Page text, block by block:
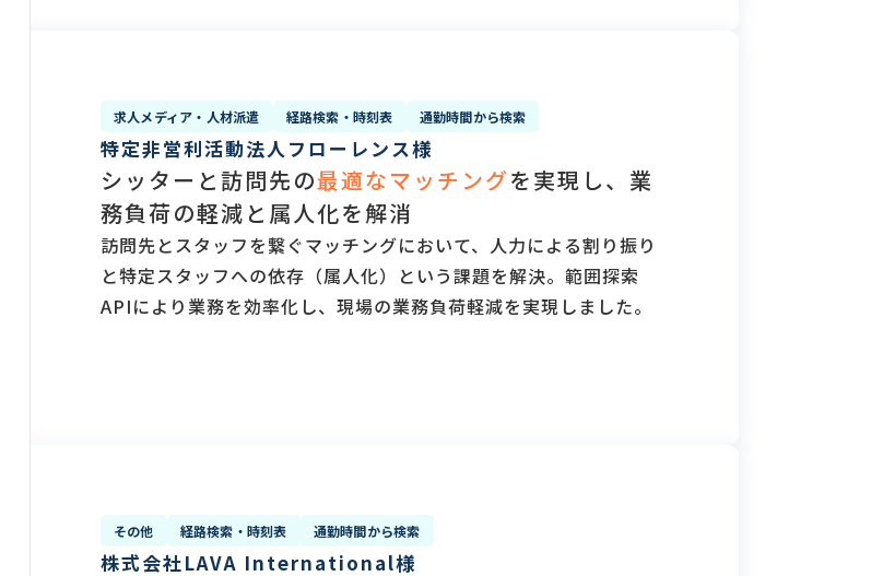
求人メディア・人材派遣 経路検索・時刻表 通勤時間から検索
特定非営利活動法人フローレンス様
シッターと訪問先の最適なマッチングを実現し、業
務負荷の軽減と属人化を解消
訪問先とスタッフを繋ぐマッチングにおいて、人力による割り振り
と特定スタッフへの依存（属人化）という課題を解決。範囲探索
APIにより業務を効率化し、現場の業務負荷軽減を実現しました。
その他 経路検索・時刻表 通勤時間から検索
株式会社LAVA International様